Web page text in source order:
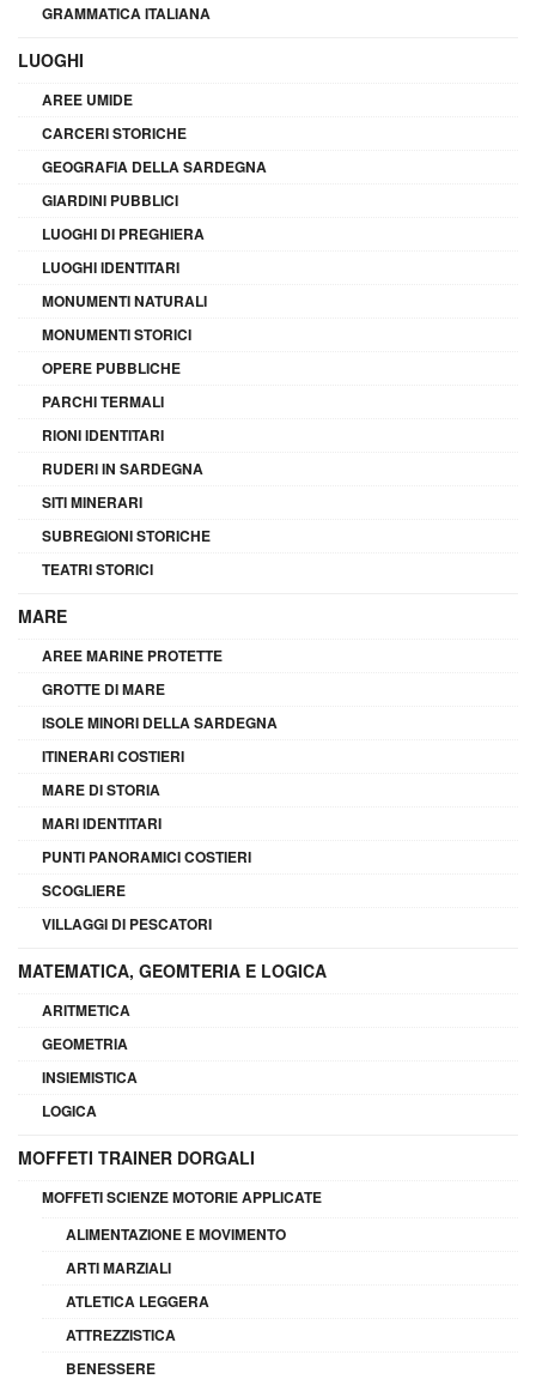
GRAMMATICA ITALIANA
LUOGHI
AREE UMIDE
CARCERI STORICHE
GEOGRAFIA DELLA SARDEGNA
GIARDINI PUBBLICI
LUOGHI DI PREGHIERA
LUOGHI IDENTITARI
MONUMENTI NATURALI
MONUMENTI STORICI
OPERE PUBBLICHE
PARCHI TERMALI
RIONI IDENTITARI
RUDERI IN SARDEGNA
SITI MINERARI
SUBREGIONI STORICHE
TEATRI STORICI
MARE
AREE MARINE PROTETTE
GROTTE DI MARE
ISOLE MINORI DELLA SARDEGNA
ITINERARI COSTIERI
MARE DI STORIA
MARI IDENTITARI
PUNTI PANORAMICI COSTIERI
SCOGLIERE
VILLAGGI DI PESCATORI
MATEMATICA, GEOMTERIA E LOGICA
ARITMETICA
GEOMETRIA
INSIEMISTICA
LOGICA
MOFFETI TRAINER DORGALI
MOFFETI SCIENZE MOTORIE APPLICATE
ALIMENTAZIONE E MOVIMENTO
ARTI MARZIALI
ATLETICA LEGGERA
ATTREZZISTICA
BENESSERE